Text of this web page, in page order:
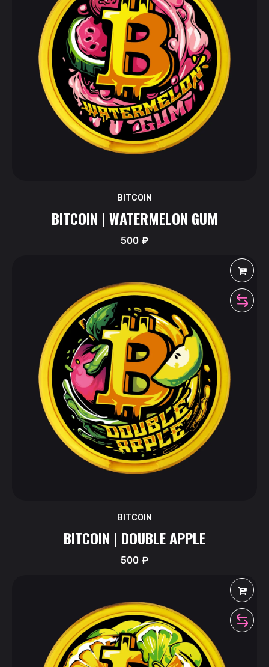
BITCOIN
BITCOIN | WATERMELON GUM
500₽
BITCOIN
BITCOIN | DOUBLE APPLE
500₽